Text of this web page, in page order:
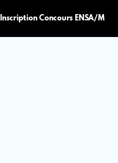
Inscription Concours ENSA/M